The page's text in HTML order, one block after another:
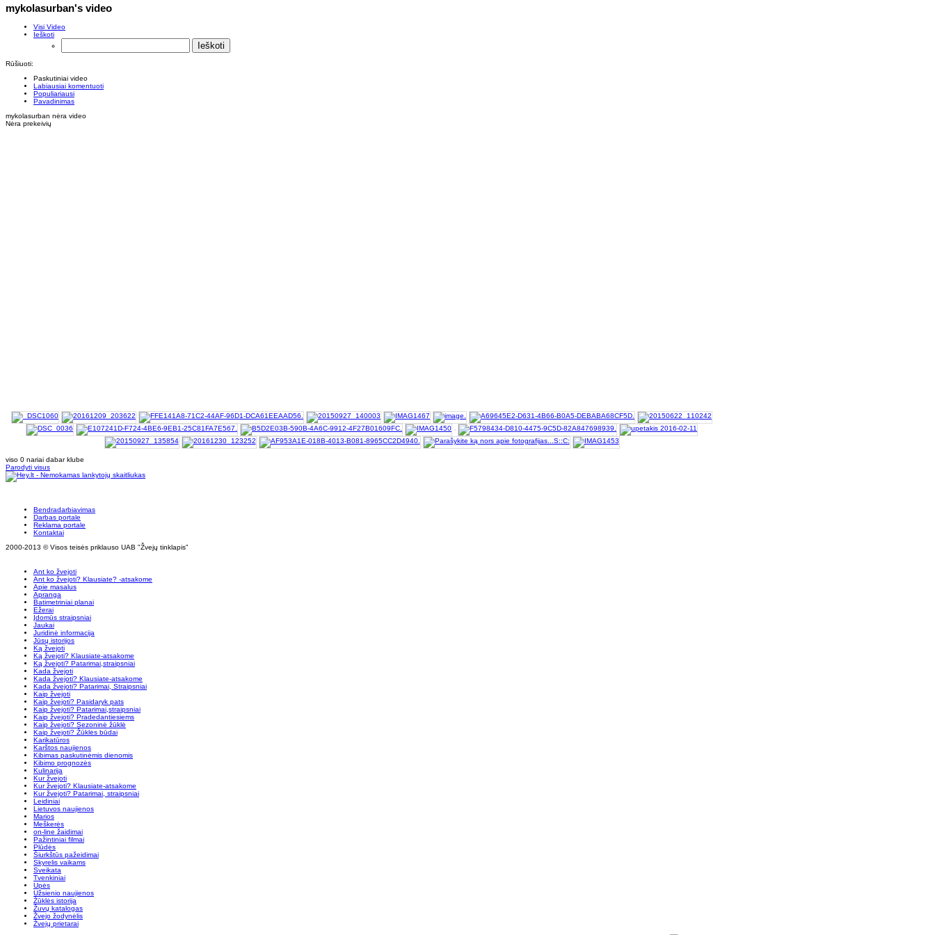
mykolasurban's video
Visi Video
Ieškoti
Rūšiuoti:
Paskutiniai video
Labiausiai komentuoti
Populiariausi
Pavadinimas
mykolasurban nėra video
Nėra prekeivių
viso 0 nariai dabar klube
Parodyti visus
Bendradarbiavimas
Darbas portale
Reklama portale
Kontaktai
2000-2013 © Visos teisės priklauso UAB "Žvejų tinklapis"
Ant ko žvejoti
Ant ko žvejoti? Klausiate? -atsakome
Apie masalus
Apranga
Batimetriniai planai
Ežerai
Įdomūs straipsniai
Jaukai
Juridinė informacija
Jūsų istorijos
Ką žvejoti
Ką žvejoti? Klausiate-atsakome
Ką žvejoti? Patarimai,straipsniai
Kada žvejoti
Kada žvejoti? Klausiate-atsakome
Kada žvejoti? Patarimai, Straipsniai
Kaip žvejoti
Kaip žvejoti? Pasidaryk pats
Kaip žvejoti? Patarimai,straipsniai
Kaip žvejoti? Pradedantiesiems
Kaip žvejoti? Sezoninė žūklė
Kaip žvejoti? Žūklės būdai
Karikatūros
Karštos naujienos
Kibimas paskutinėmis dienomis
Kibimo prognozės
Kulinarija
Kur žvejoti
Kur žvejoti? Klausiate-atsakome
Kur žvejoti? Patarimai, straipsniai
Leidiniai
Lietuvos naujienos
Marios
Meškerės
on-line žaidimai
Pažintiniai filmai
Plūdės
Šiurkštūs pažeidimai
Skyrelis vaikams
Sveikata
Tvenkiniai
Upės
Užsienio naujienos
Žūklės istorija
Žuvų katalogas
Žvejo žodynėlis
Žvejų prietarai